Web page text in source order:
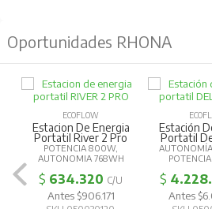
Oportunidades RHONA
ECOFLOW
Estacion De Energia
Portatil River 2 Pro
POTENCIA 800W,
AUTONOMIA 768WH
$ 634.320 C/U
Antes $906.171
Estación
Portatil
$
Antes